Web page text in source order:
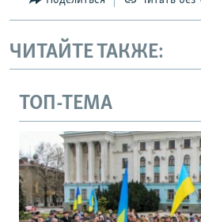
ЧИТАЙТЕ ТАКЖЕ:
ТОП-ТЕМА